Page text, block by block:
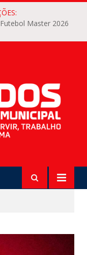
Master 2026